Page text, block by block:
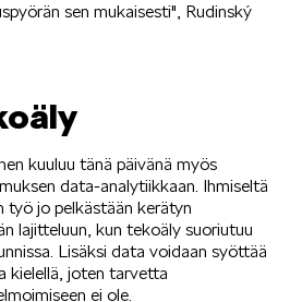
KAMIQ
KAROQ
sen mukaisesti", Rudinský
kuuluu tänä päivänä myös
data-analytiikkaan. Ihmiseltä
työ jo pelkästään kerätyn
lajitteluun, kun tekoäly suoriutuu
Lisäksi data voidaan syöttää
kielellä, joten tarvetta
ei ole.